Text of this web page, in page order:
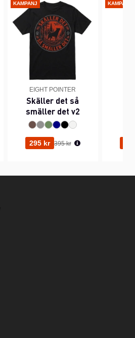
KAMPANJ
EIGHT POINTER
Skäller det så
smäller det v2
295 kr Ordinarie pris:
395 kr
KAMPANJ